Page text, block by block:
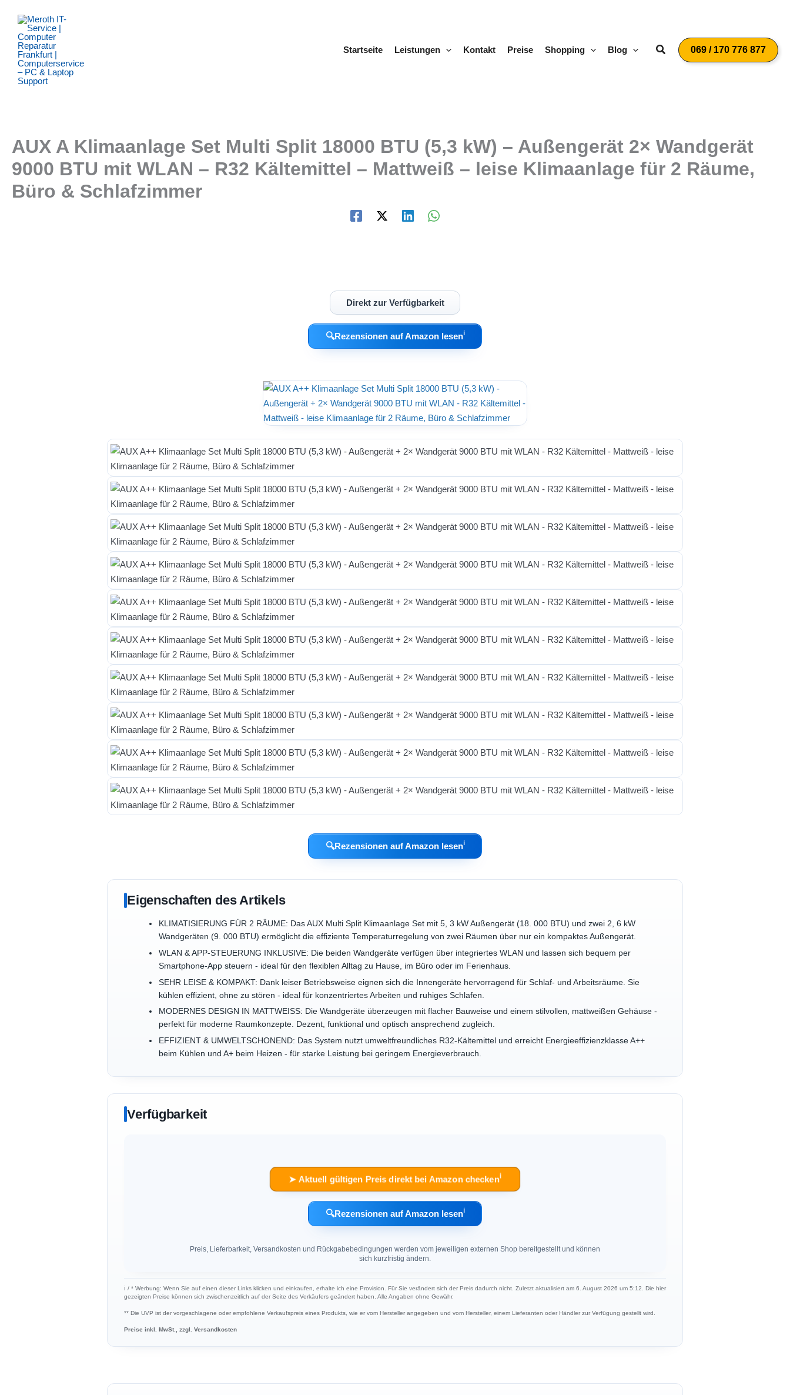
Inhalt
springen
Startseite
Leistungen Kontakt Preise Shopping Blog Suchen069 / 170 776 877
AUX A Klimaanlage Set Multi Split 18000 BTU (5,3 kW) – Außengerät 2× Wandgerät
9000 BTU mit WLAN – R32 Kältemittel – Mattweiß – leise Klimaanlage für 2 Räume,
Büro & Schlafzimmer
Direkt zur Verfügbarkeit
🔍Rezensionen auf Amazon lesenℹ︎
🔍Rezensionen auf Amazon lesenℹ︎
Eigenschaften des Artikels
KLIMATISIERUNG FÜR 2 RÄUME: Das AUX Multi Split Klimaanlage Set mit 5, 3 kW Außengerät (18. 000 BTU) und zwei 2, 6 kW
Wandgeräten (9. 000 BTU) ermöglicht die effiziente Temperaturregelung von zwei Räumen über nur ein kompaktes Außengerät.
WLAN & APP-STEUERUNG INKLUSIVE: Die beiden Wandgeräte verfügen über integriertes WLAN und lassen sich bequem per
Smartphone-App steuern - ideal für den flexiblen Alltag zu Hause, im Büro oder im Ferienhaus.
SEHR LEISE & KOMPAKT: Dank leiser Betriebsweise eignen sich die Innengeräte hervorragend für Schlaf- und Arbeitsräume. Sie
kühlen effizient, ohne zu stören - ideal für konzentriertes Arbeiten und ruhiges Schlafen.
MODERNES DESIGN IN MATTWEISS: Die Wandgeräte überzeugen mit flacher Bauweise und einem stilvollen, mattweißen Gehäuse -
perfekt für moderne Raumkonzepte. Dezent, funktional und optisch ansprechend zugleich.
EFFIZIENT & UMWELTSCHONEND: Das System nutzt umweltfreundliches R32-Kältemittel und erreicht Energieeffizienzklasse A++
beim Kühlen und A+ beim Heizen - für starke Leistung bei geringem Energieverbrauch.
Verfügbarkeit
➤ Aktuell gültigen Preis direkt bei Amazon checkenℹ︎
🔍Rezensionen auf Amazon lesenℹ︎
Preis, Lieferbarkeit, Versandkosten und Rückgabebedingungen werden vom jeweiligen externen Shop bereitgestellt und können
sich kurzfristig ändern.
ℹ︎ / * Werbung: Wenn Sie auf einen dieser Links klicken und einkaufen, erhalte ich eine Provision. Für Sie verändert sich der Preis dadurch nicht. Zuletzt aktualisiert am 6. August 2026 um 5:12. Die hier
gezeigten Preise können sich zwischenzeitlich auf der Seite des Verkäufers geändert haben. Alle Angaben ohne Gewähr.
** Die UVP ist der vorgeschlagene oder empfohlene Verkaufspreis eines Produkts, wie er vom Hersteller angegeben und vom Hersteller, einem Lieferanten oder Händler zur Verfügung gestellt wird.
Preise inkl. MwSt., zzgl. Versandkosten